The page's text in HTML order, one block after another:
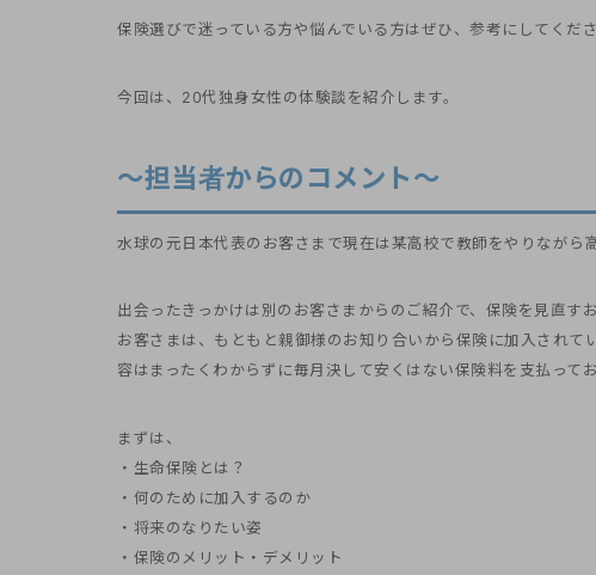
保険選びで迷っている方や悩んでいる方はぜひ、参考にしてくださ
今回は、20代独身女性の体験談を紹介します。
～担当者からのコメント～
水球の元日本代表のお客さまで現在は某高校で教師をやりながら
出会ったきっかけは別のお客さまからのご紹介で、保険を見直す
お客さまは、もともと親御様のお知り合いから保険に加入され
容はまったくわからずに毎月決して安くはない保険料を支払って
まずは、
・生命保険とは？
・何のために加入するのか
・将来のなりたい姿
・保険のメリット・デメリット